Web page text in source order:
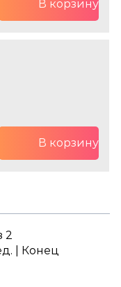
В корзину
В корзину
2
| Конец